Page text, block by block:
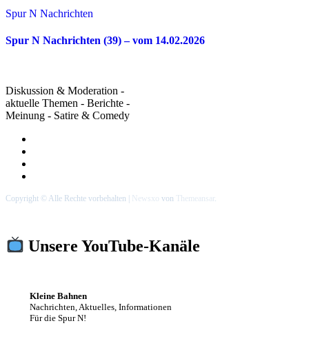
Spur N Nachrichten
Spur N Nachrichten (39) – vom 14.02.2026
Diskussion & Moderation -
aktuelle Themen - Berichte -
Meinung - Satire & Comedy
Copyright © Alle Rechte vorbehalten Newsxo von Themeansar.
Unsere YouTube-Kanäle
Kleine Bahnen
Nachrichten, Aktuelles, Informationen
Für die Spur N!